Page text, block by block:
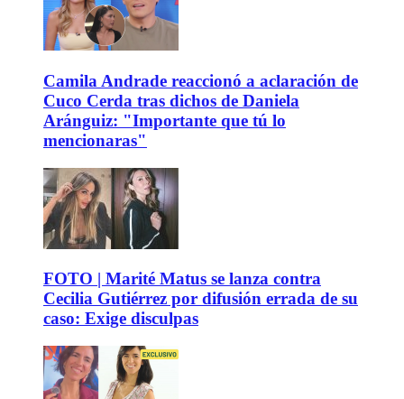
Camila Andrade reaccionó a aclaración de
Cuco Cerda tras dichos de Daniela
Aránguiz: "Importante que tú lo
mencionaras"
FOTO | Marité Matus se lanza contra
Cecilia Gutiérrez por difusión errada de su
caso: Exige disculpas